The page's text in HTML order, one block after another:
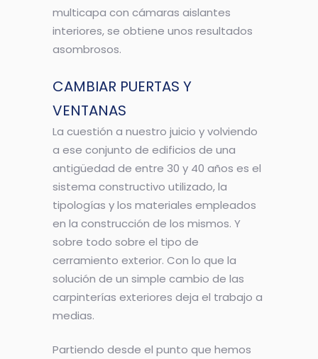
multicapa con cámaras aislantes
interiores, se obtiene unos resultados
asombrosos.
CAMBIAR PUERTAS Y
VENTANAS
La cuestión a nuestro juicio y volviendo
a ese conjunto de edificios de una
antigüedad de entre 30 y 40 años es el
sistema constructivo utilizado, la
tipologías y los materiales empleados
en la construcción de los mismos. Y
sobre todo sobre el tipo de
cerramiento exterior. Con lo que la
solución de un simple cambio de las
carpinterías exteriores deja el trabajo a
medias.
Partiendo desde el punto que hemos